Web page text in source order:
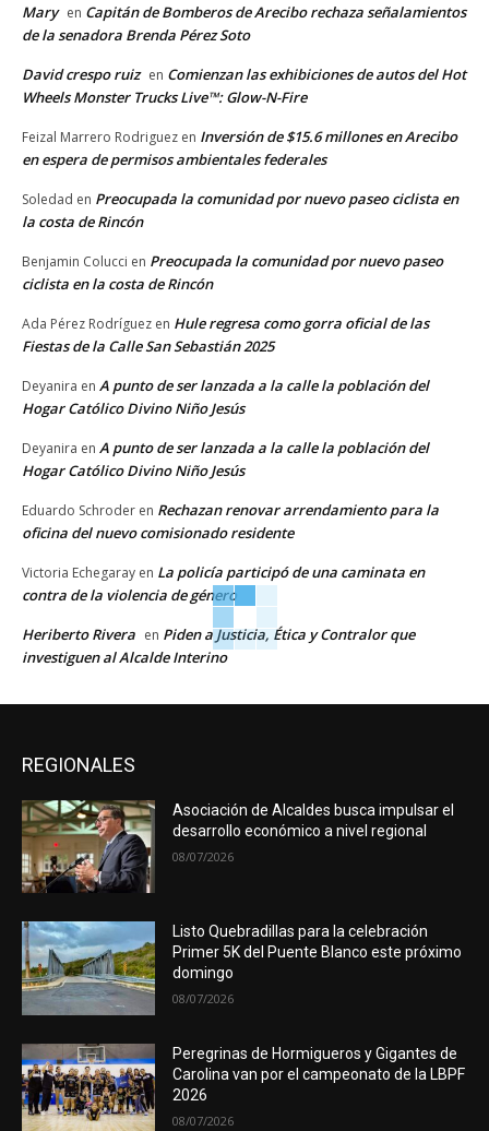
Mary en Capitán de Bomberos de Arecibo rechaza señalamientos
de la senadora Brenda Pérez Soto
David crespo ruiz en Comienzan las exhibiciones de autos del Hot
Wheels Monster Trucks Live™: Glow-N-Fire
Feizal Marrero Rodriguez en Inversión de $15.6 millones en Arecibo
en espera de permisos ambientales federales
Soledad en Preocupada la comunidad por nuevo paseo ciclista en
la costa de Rincón
Benjamin Colucci en Preocupada la comunidad por nuevo paseo
ciclista en la costa de Rincón
Ada Pérez Rodríguez en Hule regresa como gorra oficial de las
Fiestas de la Calle San Sebastián 2025
Deyanira en A punto de ser lanzada a la calle la población del
Hogar Católico Divino Niño Jesús
Deyanira en A punto de ser lanzada a la calle la población del
Hogar Católico Divino Niño Jesús
Eduardo Schroder en Rechazan renovar arrendamiento para la
oficina del nuevo comisionado residente
Victoria Echegaray en La policía participó de una caminata en
contra de la violencia de género
Heriberto Rivera en Piden a Justicia, Ética y Contralor que
investiguen al Alcalde Interino
REGIONALES
Asociación de Alcaldes busca impulsar el
desarrollo económico a nivel regional
08/07/2026
Listo Quebradillas para la celebración
Primer 5K del Puente Blanco este próximo
domingo
08/07/2026
Peregrinas de Hormigueros y Gigantes de
Carolina van por el campeonato de la LBPF
2026
08/07/2026